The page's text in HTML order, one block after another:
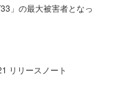
」の最大被害者となっ
リリースノート